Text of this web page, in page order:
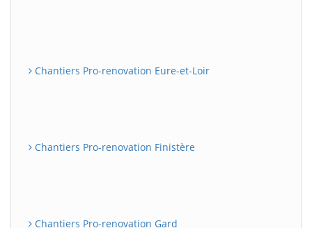
Chantiers Pro-renovation Eure-et-Loir
Chantiers Pro-renovation Finistère
Chantiers Pro-renovation Gard